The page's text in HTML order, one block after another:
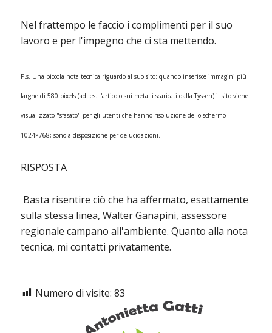
Nel frattempo le faccio i complimenti per il suo
lavoro e per l'impegno che ci sta mettendo.
P.s. Una piccola nota tecnica riguardo al suo sito: quando inserisce immagini più
larghe di 580 pixels (ad es. l'articolo sui metalli scaricati dalla Tyssen) il sito viene
visualizzato "sfasato" per gli utenti che hanno risoluzione dello schermo
1024×768; sono a disposizione per delucidazioni.
RISPOSTA
Basta risentire ciò che ha affermato, esattamente
sulla stessa linea, Walter Ganapini, assessore
regionale campano all'ambiente. Quanto alla nota
tecnica, mi contatti privatamente.
Numero di visite: 83